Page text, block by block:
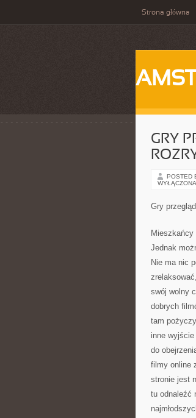
Strona główna
GRY
POSTED
WYŁĄCZONA
Gry
Jednak
Nie ma nic
swój wolny
dobrych
tam
inne
do
filmy online
stronie jest
tu odnaleźć